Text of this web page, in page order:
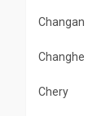
Changan
Changhe
Chery